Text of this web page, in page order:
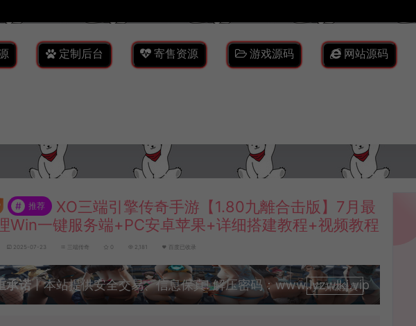
定制后台 寄售资源 游戏源码 网站源码
# 推荐
XO三端引擎传奇手游【1.80九離合击版】7月最
Win一键服务端+PC安卓苹果+详细搭建教程+视频教程
2025-07-23 三端传奇 0 2,181 百度已收录
承诺丨本站提供安全交易、信息保真! 解压密码：www.lyzwlkj.vip
升级会员